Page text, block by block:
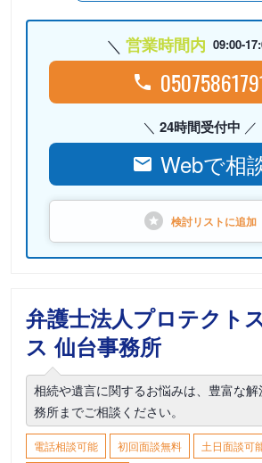
営業時間内 09:00-
24時間受付中
Webで相
検討リストに追加
弁護士法人プロテクト
ス 仙台事務所
相続や遺言に関するお悩みは、豊富な
務所までご相談ください。
電話相談可能 初回面談無料
土日面談可